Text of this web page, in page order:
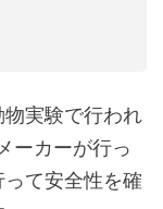
実験で行われ
ーカーが行っ
て安全性を確